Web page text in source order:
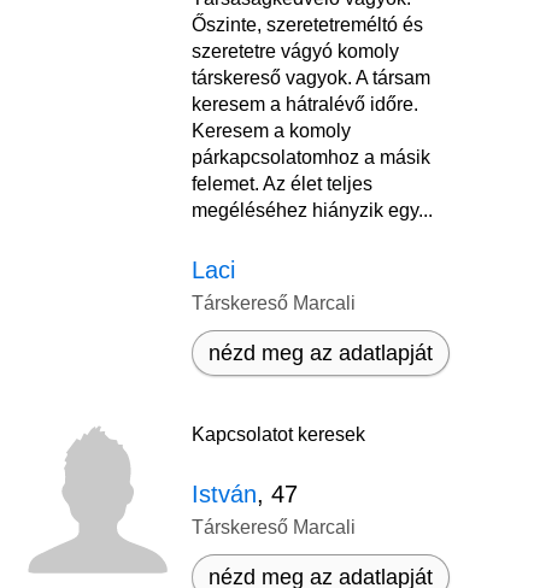
Őszinte, szeretetreméltó és
szeretetre vágyó komoly
társkereső vagyok. A társam
keresem a hátralévő időre.
Keresem a komoly
párkapcsolatomhoz a másik
felemet. Az élet teljes
megéléséhez hiányzik egy...
Laci
Társkereső Marcali
nézd meg az adatlapját
Kapcsolatot keresek
István, 47
Társkereső Marcali
nézd meg az adatlapját